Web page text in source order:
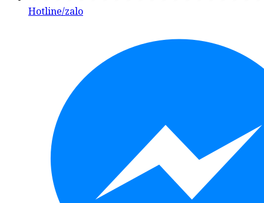
Hotline/zalo